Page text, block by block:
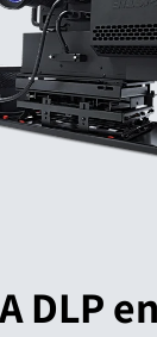
DLP